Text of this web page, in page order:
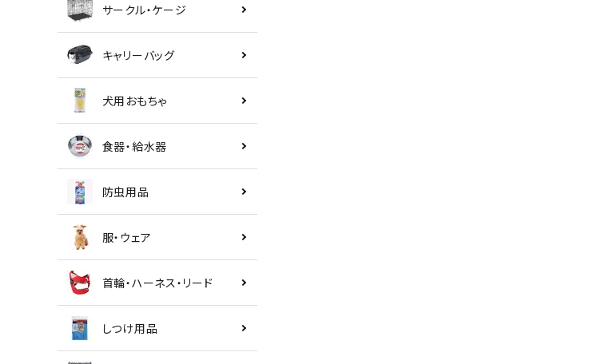
サークル・ケージ
キャリーバッグ
犬用おもちゃ
食器・給水器
防虫用品
服・ウェア
首輪・ハーネス・リード
しつけ用品